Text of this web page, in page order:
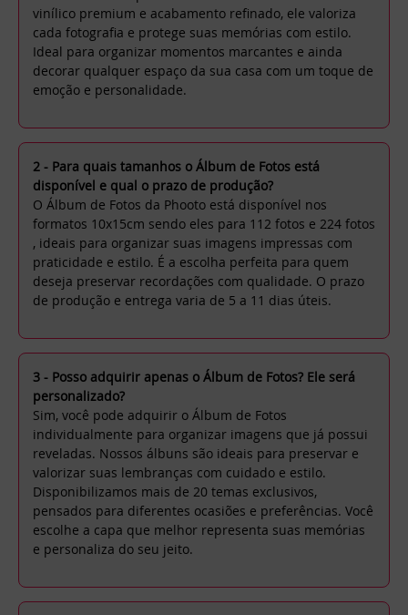
vinílico premium e acabamento refinado, ele valoriza
cada fotografia e protege suas memórias com estilo.
Ideal para organizar momentos marcantes e ainda
decorar qualquer espaço da sua casa com um toque de
emoção e personalidade.
2 - Para quais tamanhos o Álbum de Fotos está
disponível e qual o prazo de produção?
O Álbum de Fotos da Phooto está disponível nos
formatos 10x15cm sendo eles para 112 fotos e 224 fotos
, ideais para organizar suas imagens impressas com
praticidade e estilo. É a escolha perfeita para quem
deseja preservar recordações com qualidade. O prazo
de produção e entrega varia de 5 a 11 dias úteis.
3 - Posso adquirir apenas o Álbum de Fotos? Ele será
personalizado?
Sim, você pode adquirir o Álbum de Fotos
individualmente para organizar imagens que já possui
reveladas. Nossos álbuns são ideais para preservar e
valorizar suas lembranças com cuidado e estilo.
Disponibilizamos mais de 20 temas exclusivos,
pensados para diferentes ocasiões e preferências. Você
escolhe a capa que melhor representa suas memórias
e personaliza do seu jeito.